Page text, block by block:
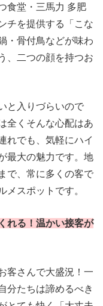
食堂・三馬力 多肥
チを提供する「こな
・骨付鳥などが味わ
、二つの顔を持つお
と入りづらいので
全くそんな心配はあ
れでも、気軽にハイ
最大の魅力です。地
で、常に多くの客で
メスポットです。
れる！温かい接客が
客さんで大盛況！一
分たちは諦めるべき